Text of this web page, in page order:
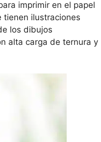
imprimir en el papel
tienen ilustraciones
los dibujos
alta carga de ternura y